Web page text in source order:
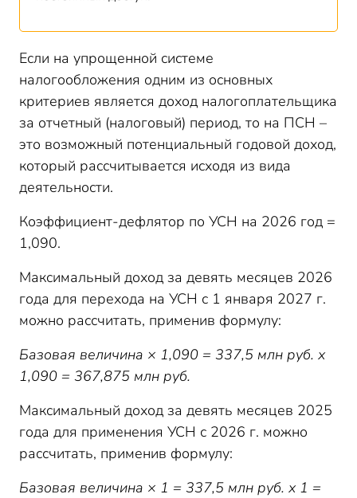
Если на упрощенной системе
налогообложения одним из основных
критериев является доход налогоплательщика
за отчетный (налоговый) период, то на ПСН –
это возможный потенциальный годовой доход,
который рассчитывается исходя из вида
деятельности.
Коэффициент-дефлятор по УСН на 2026 год =
1,090.
Максимальный доход за девять месяцев 2026
года для перехода на УСН с 1 января 2027 г.
можно рассчитать, применив формулу:
Базовая величина × 1,090 = 337,5 млн руб. х
1,090 = 367,875 млн руб.
Максимальный доход за девять месяцев 2025
года для применения УСН с 2026 г. можно
рассчитать, применив формулу:
Базовая величина × 1 = 337,5 млн руб. х 1 =